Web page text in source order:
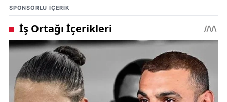
Fenerbahçe'nin turu geçmesi için yeterli olmadı.
Maçın 85. dakikasında sakatlık geçiren
Fenerbahçe'nin milli oyuncusu Mert Müldür, 88.
dakikada yerini Alexander Djiku'ya bırakarak maçı
tamamlayamadı.
SPONSORLU IÇERIK